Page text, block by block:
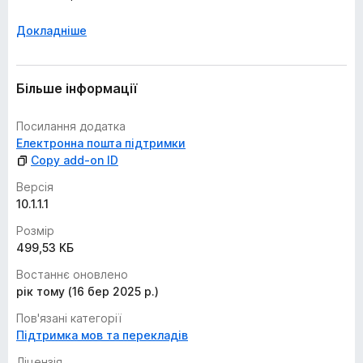
Докладніше
Більше інформації
Посилання додатка
Електронна пошта підтримки
Copy add-on ID
Версія
10.1.1.1
Розмір
499,53 КБ
Востаннє оновлено
рік тому (16 бер 2025 р.)
Пов'язані категорії
Підтримка мов та перекладів